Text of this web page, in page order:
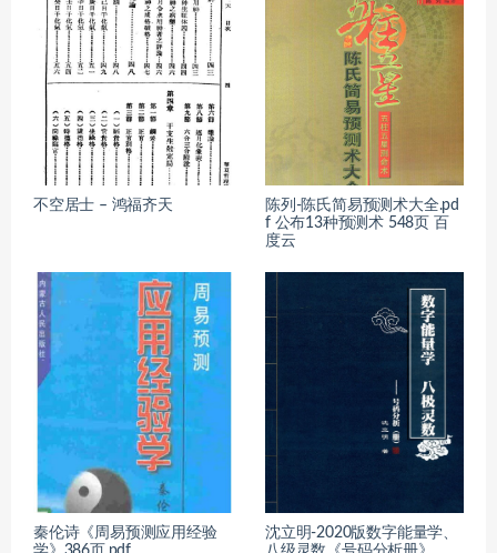
不空居士 – 鸿福齐天
陈列-陈氏简易预测术大全.pd
f 公布13种预测术 548页 百
度云
秦伦诗《周易预测应用经验
沈立明-2020版数字能量学、